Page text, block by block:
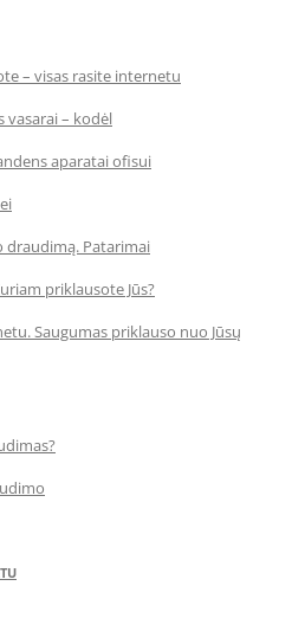
– visas rasite internetu
vasarai – kodėl
aparatai ofisui
draudimą. Patarimai
priklausote Jūs?
Saugumas priklauso nuo Jūsų